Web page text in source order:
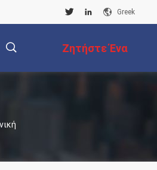
Greek
Ζητήστε Ένα
Απόσπασμα